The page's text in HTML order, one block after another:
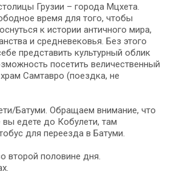
Грузии – города Мцхета.
время для того, чтобы
к истории античного мира,
и средневековья. Без этого
представить культурный облик
посетить величественный
Самтавро (поездка, не
Батуми. Обращаем внимание, что
едете до Кобулети, там
для переезда в Батуми.
второй половине дня.